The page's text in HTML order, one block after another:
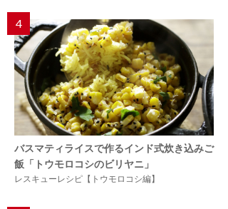
4
バスマティライスで作るインド式炊き込みご
飯「トウモロコシのビリヤニ」
レスキューレシピ【トウモロコシ編】